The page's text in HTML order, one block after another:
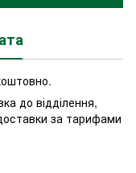
до відділення,
за тарифами